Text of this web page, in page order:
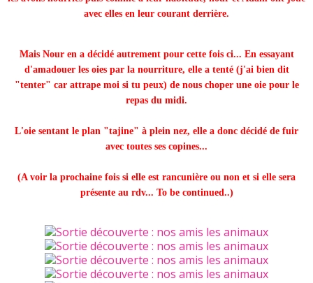
avec elles en leur courant derrière.
Mais Nour en a décidé autrement pour cette fois ci... En essayant
d'amadouer les oies par la nourriture, elle a tenté (j'ai bien dit
"tenter" car attrape moi si tu peux) de nous choper une oie pour le
repas du midi.
L'oie sentant le plan "tajine" à plein nez, elle a donc décidé de fuir
avec toutes ses copines...
(A voir la prochaine fois si elle est rancunière ou non et si elle sera
présente au rdv... To be continued..)